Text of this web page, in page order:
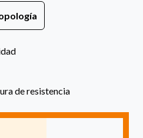
de resistencia